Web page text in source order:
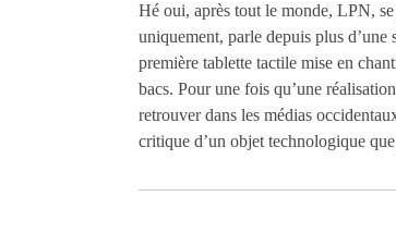
Hé oui, après tout le monde, LPN,
uniquement, parle depuis plus
première tablette tactile mise en
bacs. Pour une fois qu’une
retrouver dans les médias
critique d’un objet technologique